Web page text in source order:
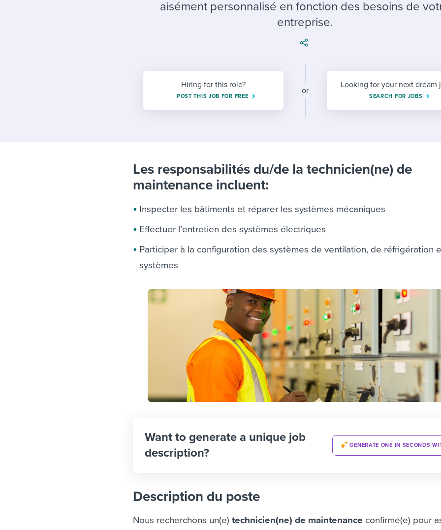
Candidate/employee experiences
Workable customer stories
Workable customer stories
Workable customer stories
aisément personnalisé en fonction des besoins de
entreprise.
Hiring for this role?
POST THIS JOB FOR FREE
or
Looking for your next dream
SEARCH FOR JOBS
Les responsabilités du/de la technicien(ne) de
maintenance incluent:
Inspecter les bâtiments et réparer les systèmes mécaniques
Effectuer l’entretien des systèmes électriques
Participer à la configuration des systèmes de ventilation, de réfrigération
systèmes
Want to generate a unique job
description?
GENERATE ONE IN SECONDS
Description du poste
Nous recherchons un(e)technicien(ne) de maintenance confirmé(e) pour